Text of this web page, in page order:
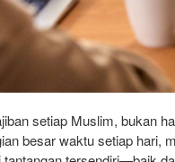
setiap Muslim, bukan
besar waktu setiap hari,